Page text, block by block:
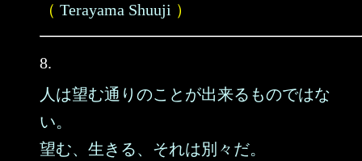
（ Terayama Shuuji ）
8.
人は望む通りのことが出来るものではな
い。
望む、生きる、それは別々だ。